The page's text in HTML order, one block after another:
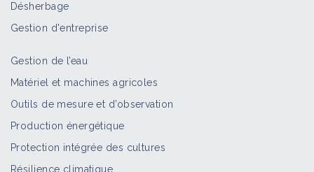
Élevage ovin viande
Désherbage
Gestion d'entreprise
Gestion de l’eau
Matériel et machines agricoles
Outils de mesure et d’observation
Production énergétique
Protection intégrée des cultures
Résilience climatique